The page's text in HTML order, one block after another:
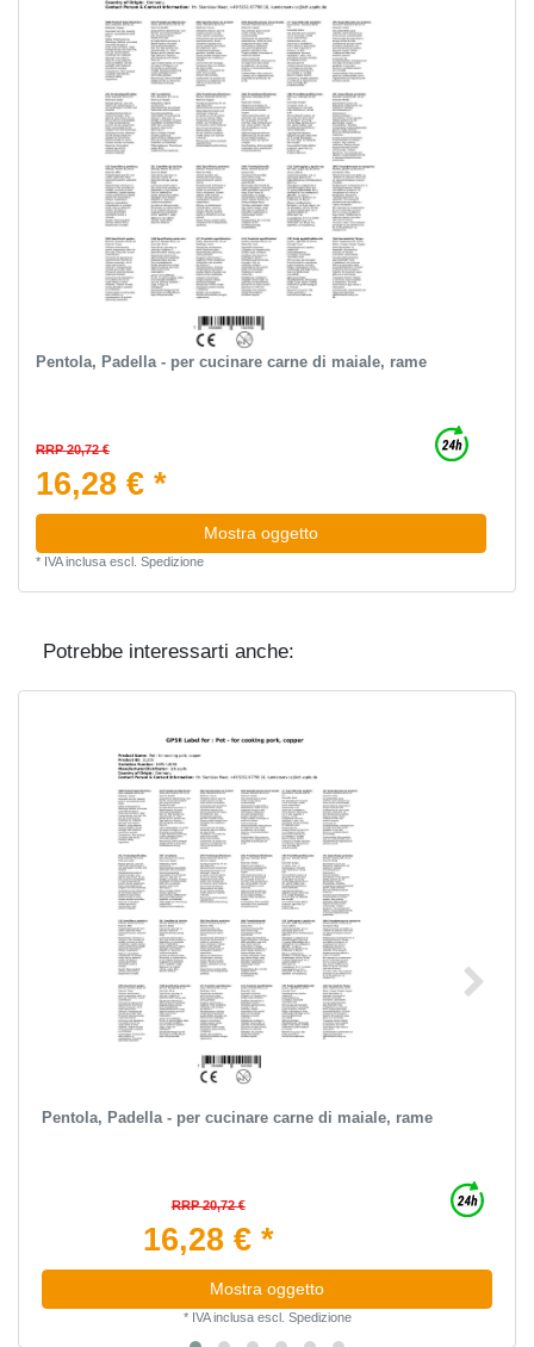
Pentola, Padella - per cucinare carne di maiale, rame
RRP 20,72 €
16,28 € *
Mostra oggetto
* IVA inclusaescl. Spedizione
Potrebbe interessarti anche:
Pentola, Padella - per cucinare carne di maiale, rame
RRP 20,72 €
16,28 € *
Mostra oggetto
* IVA inclusaescl. Spedizione